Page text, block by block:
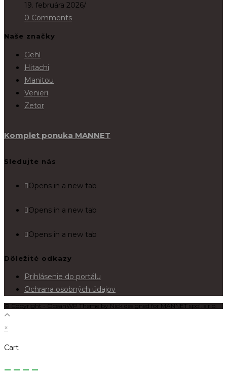
19. februára 2026/
0 Comments
Naše značky
Gehl
Hitachi
Manitou
Venieri
Zetor
Komplet ponuka MANNET
Sledujte nás
Opens in a new tab
Opens in a new tab
Opens in a new tab
Dôležité odkazy
Prihlásenie do portálu
Ochrana osobných údajov
© Copyright - OceanWP Theme by Nick designed for MANNET spol. s r.o.
×
Cart